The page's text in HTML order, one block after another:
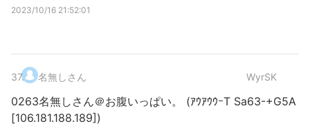
2023/10/16 21:52:01
37. 名無しさん WyrSK
0263名無しさん＠お腹いっぱい。 (ｱｳｱｳｳｰT Sa63-+G5A
[106.181.188.189])